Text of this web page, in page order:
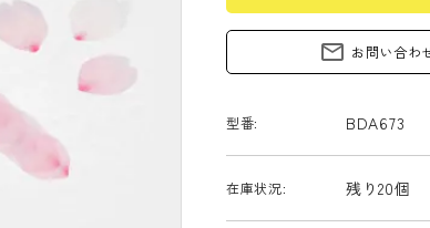
mail_outline お問い合わ
型番: BDA673
在庫状況: 残り20個